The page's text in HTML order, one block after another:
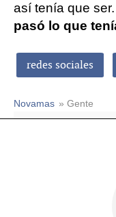
así tenía que ser.
pasó lo que
redes sociales
Novamas » Gente